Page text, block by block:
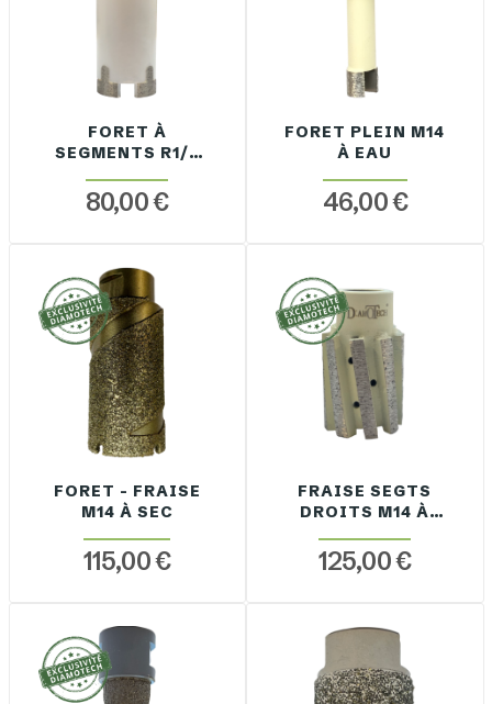
FORET À
SEGMENTS R1/2
80,00 €
FORET PLEIN M14
À EAU
46,00 €
FORET - FRAISE
M14 À SEC
115,00 €
FRAISE SEGTS
DROITS M14 À
125,00 €